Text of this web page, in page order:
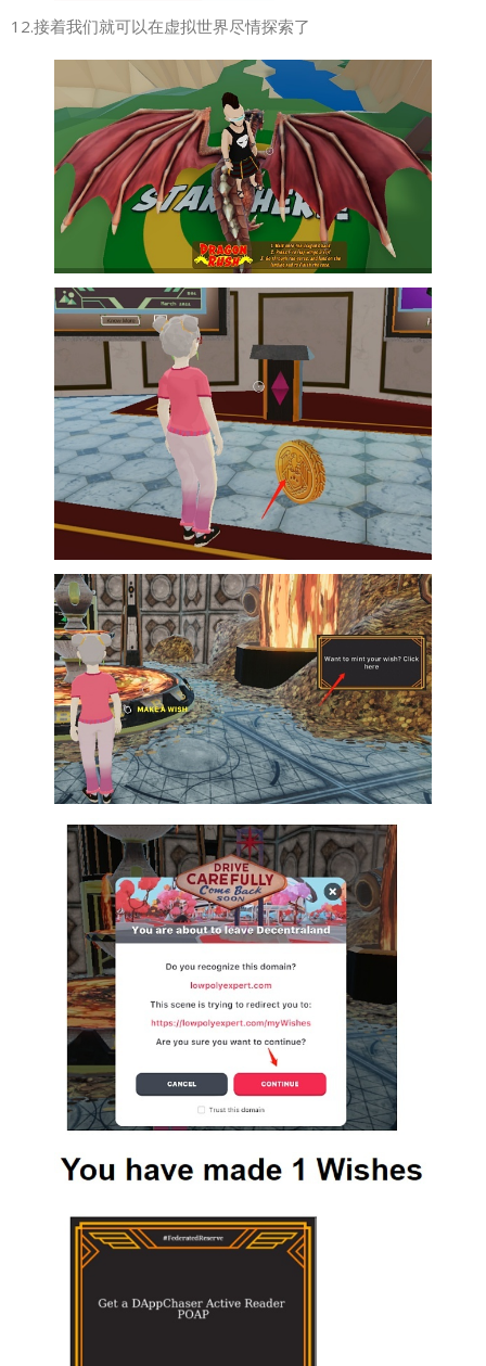
12.接着我们就可以在虚拟世界尽情探索了